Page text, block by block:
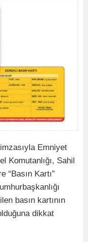
Emniyet
Komutanlığı, Sahil
“Basın Kartı”
basın kartının
dikkat